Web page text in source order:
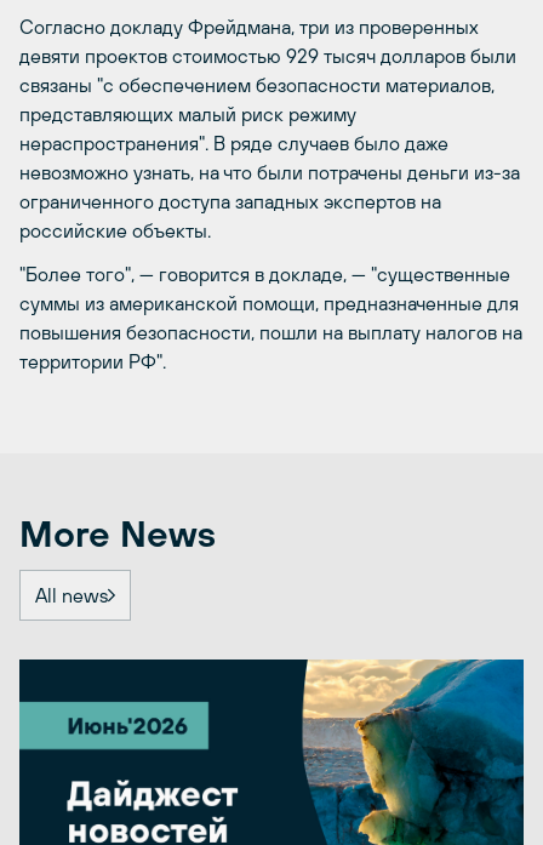
Согласно докладу Фрейдмана, три из проверенных
девяти проектов стоимостью 929 тысяч долларов были
связаны "с обеспечением безопасности материалов,
представляющих малый риск режиму
нераспространения". В ряде случаев было даже
невозможно узнать, на что были потрачены деньги из-за
ограниченного доступа западных экспертов на
российские объекты.
"Более того", — говорится в докладе, — "существенные
суммы из американской помощи, предназначенные для
повышения безопасности, пошли на выплату налогов на
территории РФ".
More News
All news